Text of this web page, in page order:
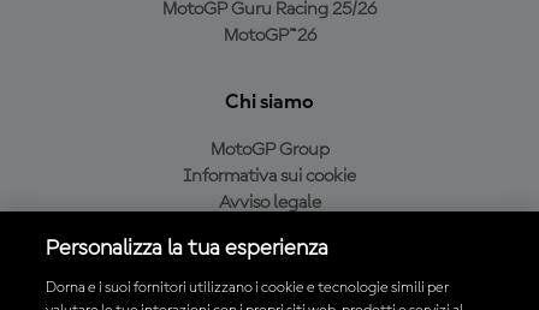
MotoGP Guru Racing 25/26
MotoGP™26
Chi siamo
MotoGP Group
Informativa sui cookie
Avviso legale
Condizioni di acquisto
Personalizza la tua esperienza
Dorna e i suoi fornitori utilizzano i cookie e tecnologie simili per